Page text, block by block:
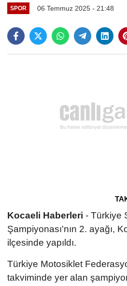
SPOR 06 Temmuz 2025 - 21:48
Kocaeli Haberleri - Türkiye
Şampiyonası'nın 2. ayağı,
ilçesinde yapıldı.
Türkiye Motosiklet
takviminde yer alan